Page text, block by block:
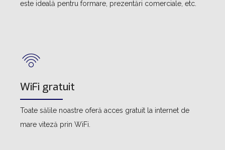
este ideală pentru formare, prezentări comerciale, etc.
WiFi gratuit
Toate sălile noastre oferă acces gratuit la internet de
mare viteză prin WiFi.